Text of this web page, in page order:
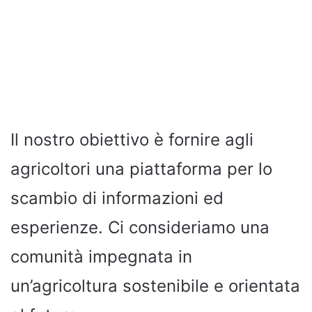
Il nostro obiettivo è fornire agli
agricoltori una piattaforma per lo
scambio di informazioni ed
esperienze. Ci consideriamo una
comunità impegnata in
un’agricoltura sostenibile e orientata